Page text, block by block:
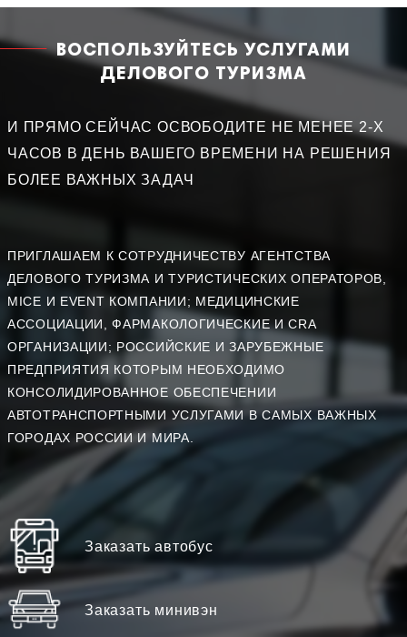
ВОСПОЛЬЗУЙТЕСЬ УСЛУГАМИ
ДЕЛОВОГО ТУРИЗМА
И ПРЯМО СЕЙЧАС ОСВОБОДИТЕ НЕ МЕНЕЕ 2-Х
ЧАСОВ В ДЕНЬ ВАШЕГО ВРЕМЕНИ НА РЕШЕНИЯ
БОЛЕЕ ВАЖНЫХ ЗАДАЧ
ПРИГЛАШАЕМ К СОТРУДНИЧЕСТВУ АГЕНТСТВА
ДЕЛОВОГО ТУРИЗМА И ТУРИСТИЧЕСКИХ ОПЕРАТОРОВ,
MICE И EVENT КОМПАНИИ; МЕДИЦИНСКИЕ
АССОЦИАЦИИ, ФАРМАКОЛОГИЧЕСКИЕ И CRA
ОРГАНИЗАЦИИ; РОССИЙСКИЕ И ЗАРУБЕЖНЫЕ
ПРЕДПРИЯТИЯ КОТОРЫМ НЕОБХОДИМО
КОНСОЛИДИРОВАННОЕ ОБЕСПЕЧЕНИИ
АВТОТРАНСПОРТНЫМИ УСЛУГАМИ В САМЫХ ВАЖНЫХ
ГОРОДАХ РОССИИ И МИРА.
Заказать автобус
Заказать минивэн